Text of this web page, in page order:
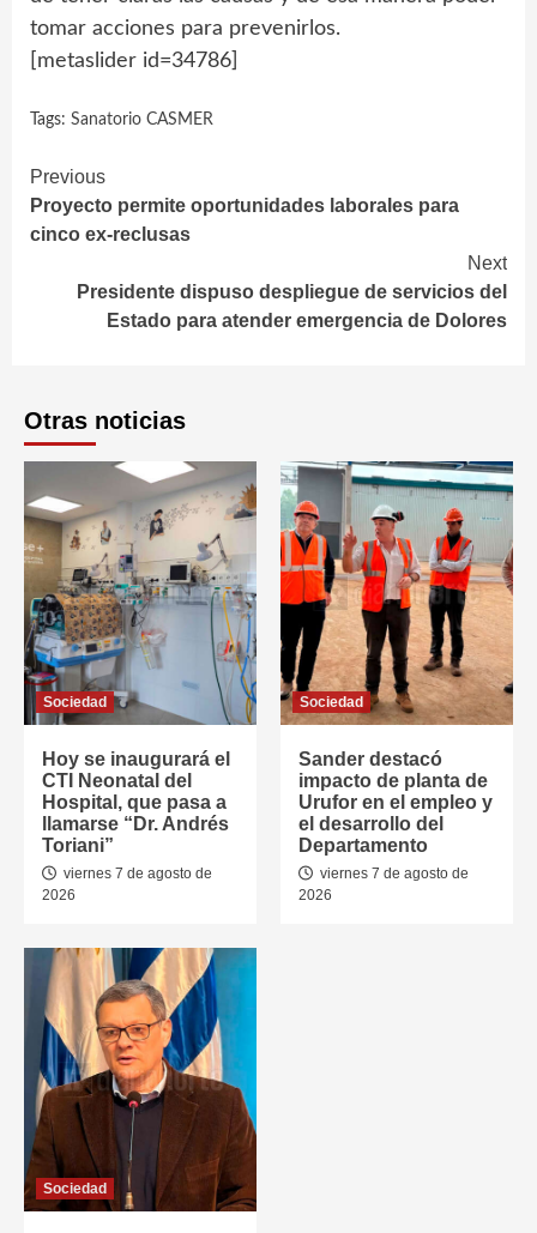
tomar acciones para prevenirlos.
[metaslider id=34786]
Tags: Sanatorio CASMER
Continue
Reading
Previous
Proyecto permite oportunidades laborales para
cinco ex-reclusas
Next
Presidente dispuso despliegue de servicios del
Estado para atender emergencia de Dolores
Otras noticias
Sociedad
Hoy se inaugurará el
CTI Neonatal del
Hospital, que pasa a
llamarse “Dr. Andrés
Toriani”
viernes 7 de agosto de
2026
Sociedad
Sander destacó
impacto de planta de
Urufor en el empleo y
el desarrollo del
Departamento
viernes 7 de agosto de
2026
Sociedad